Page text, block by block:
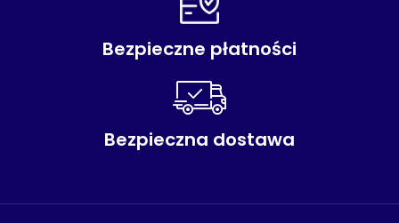
Bezpieczne płatności
Bezpieczna dostawa